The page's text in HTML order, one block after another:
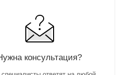
консультация?